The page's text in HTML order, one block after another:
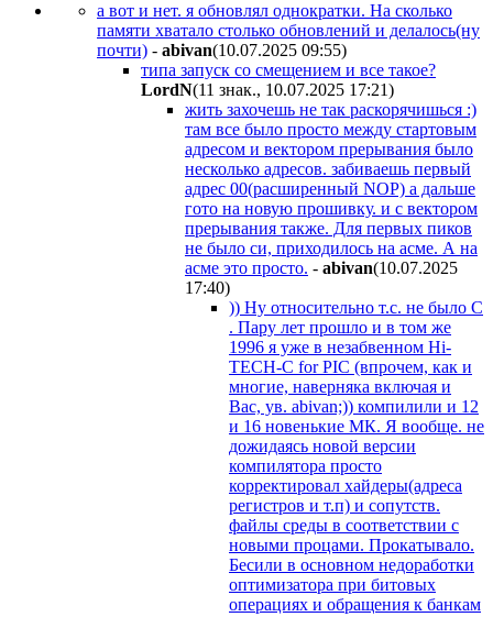
а вот и нет. я обновлял однократки. На сколько
памяти хватало столько обновлений и делалось(ну
почти) - abivan(10.07.2025 09:55)
типа запуск со смещением и все такое?
LordN(11 знак., 10.07.2025 17:21)
жить захочешь не так раскорячишься :)
там все было просто между стартовым
адресом и вектором прерывания было
несколько адресов. забиваешь первый
адрес 00(расширенный NOP) а дальше
гото на новую прошивку. и с вектором
прерывания также. Для первых пиков
не было си, приходилось на асме. А на
асме это просто. - abivan(10.07.2025
17:40)
)) Ну относительно т.с. не было С
. Пару лет прошло и в том же
1996 я уже в незабвенном Hi-
TECH-C for PIC (впрочем, как и
многие, наверняка включая и
Вас, ув. abivan;)) компилили и 12
и 16 новенькие МК. Я вообще. не
дожидаясь новой версии
компилятора просто
корректировал хайдеры(адреса
регистров и т.п) и сопутств.
файлы среды в соответствии c
новыми процами. Прокатывало.
Бесили в основном недоработки
оптимизатора при битовых
операциях и обращения к банкам